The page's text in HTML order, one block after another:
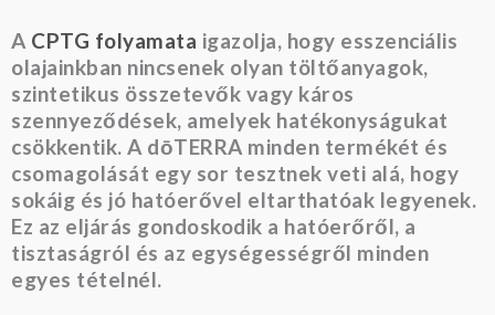
A CPTG folyamata igazolja, hogy esszenciális
olajainkban nincsenek olyan töltőanyagok,
szintetikus összetevők vagy káros
szennyeződések, amelyek hatékonyságukat
csökkentik. A dōTERRA minden termékét és
csomagolását egy sor tesztnek veti alá, hogy
sokáig és jó hatóerővel eltarthatóak legyenek.
Ez az eljárás gondoskodik a hatóerőről, a
tisztaságról és az egységességről minden
egyes tételnél.